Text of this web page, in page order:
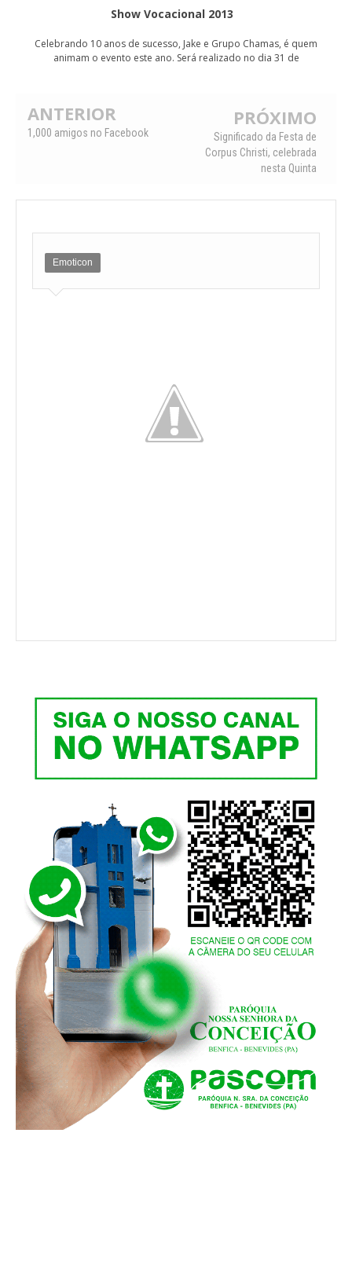
Show Vocacional 2013
Celebrando 10 anos de sucesso, Jake e Grupo Chamas, é quem
animam o evento este ano. Será realizado no dia 31 de
ANTERIOR
1,000 amigos no Facebook
PRÓXIMO
Significado da Festa de
Corpus Christi, celebrada
nesta Quinta
Emoticon